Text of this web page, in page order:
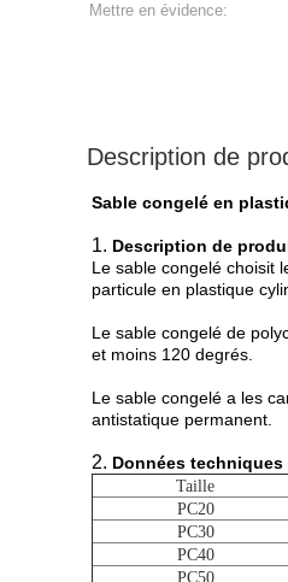
Mettre en évidence:
Description de
Sable congelé en
1. Description de
Le sable congelé choisit
particule en plastique
Le sable congelé de
et moins 120 degrés.
Le sable congelé a les
antistatique permanent.
2. Données
Taille
PC20
PC30
PC40
PC50